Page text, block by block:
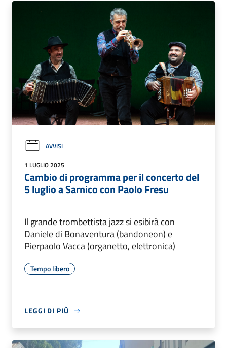
AVVISI
1 LUGLIO 2025
Cambio di programma per il concerto del
5 luglio a Sarnico con Paolo Fresu
Il grande trombettista jazz si esibirà con
Daniele di Bonaventura (bandoneon) e
Pierpaolo Vacca (organetto, elettronica)
Tempo libero
LEGGI DI PIÙ